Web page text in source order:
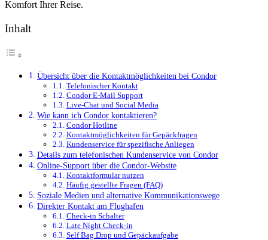
Komfort Ihrer Reise.
Inhalt
Übersicht über die Kontaktmöglichkeiten bei Condor
Telefonischer Kontakt
Condor E-Mail Support
Live-Chat und Social Media
Wie kann ich Condor kontaktieren?
Condor Hotline
Kontaktmöglichkeiten für Gepäckfragen
Kundenservice für spezifische Anliegen
Details zum telefonischen Kundenservice von Condor
Online-Support über die Condor-Website
Kontaktformular nutzen
Häufig gestellte Fragen (FAQ)
Soziale Medien und alternative Kommunikationswege
Direkter Kontakt am Flughafen
Check-in Schalter
Late Night Check-in
Self Bag Drop und Gepäckaufgabe